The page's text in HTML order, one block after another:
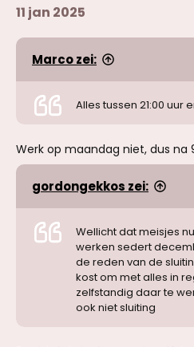
11 jan 2025
Marco zei:
Alles tussen 21:00 uur
Werk op maandag niet, dus na
gordongekkos zei:
Wellicht dat meisjes
werken sedert
de reden van de
kost om met alles in
zelfstandig daar te
ook niet sluiting